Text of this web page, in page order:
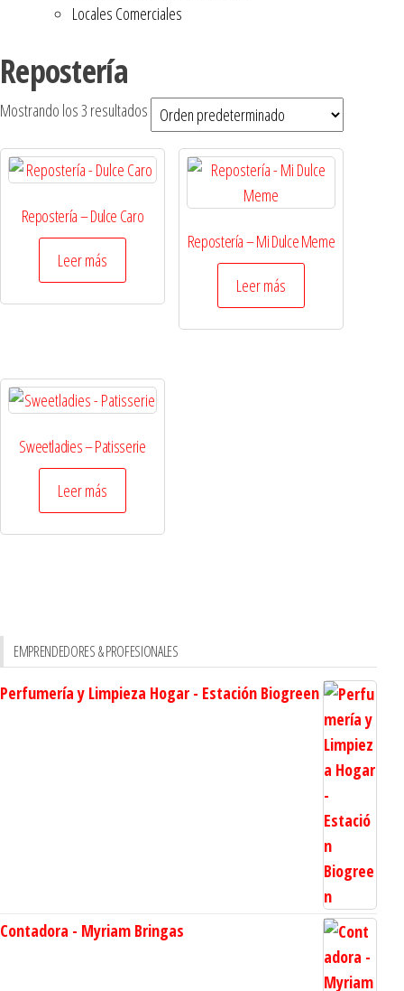
Locales Comerciales
Repostería
Mostrando los 3 resultados
Repostería – Dulce Caro
Leer más
Repostería – Mi Dulce Meme
Leer más
Sweetladies – Patisserie
Leer más
EMPRENDEDORES & PROFESIONALES
Perfumería y Limpieza Hogar - Estación Biogreen
Contadora - Myriam Bringas